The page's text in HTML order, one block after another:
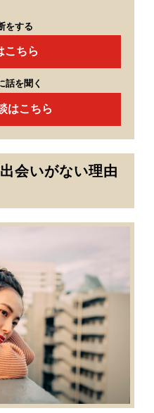
をする
こちら
話を聞く
はこちら
会いがない理由